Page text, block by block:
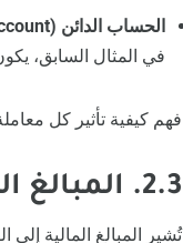
الحساب الدائن (Credit Account):
في المثال السابق،
فهم كيفية تأثير كل
2.3. المبالغ المالية
تُشير المبالغ المالية